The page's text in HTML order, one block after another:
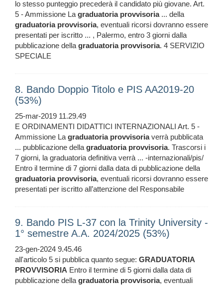
lo stesso punteggio precederà il candidato più giovane. Art.
5 - Ammissione Lagraduatoria provvisoria... della
graduatoria provvisoria, eventuali ricorsi dovranno essere
presentati per iscritto ... , Palermo, entro 3 giorni dalla
pubblicazione dellagraduatoria provvisoria. 4 SERVIZIO
SPECIALE
8. Bando Doppio Titolo e PIS AA2019-20
(53%)
25-mar-2019 11.29.49
E ORDINAMENTI DIDATTICI INTERNAZIONALI Art. 5 -
Ammissione Lagraduatoria provvisoriaverrà pubblicata
... pubblicazione dellagraduatoria provvisoria. Trascorsi i
7 giorni, la graduatoria definitiva verrà ... -internazionali/pis/
Entro il termine di 7 giorni dalla data di pubblicazione della
graduatoria provvisoria, eventuali ricorsi dovranno essere
presentati per iscritto all’attenzione del Responsabile
9. Bando PIS L-37 con la Trinity University -
1° semestre A.A. 2024/2025 (53%)
23-gen-2024 9.45.46
all'articolo 5 si pubblica quanto segue: GRADUATORIA
PROVVISORIA Entro il termine di 5 giorni dalla data di
pubblicazione dellagraduatoria provvisoria, eventuali